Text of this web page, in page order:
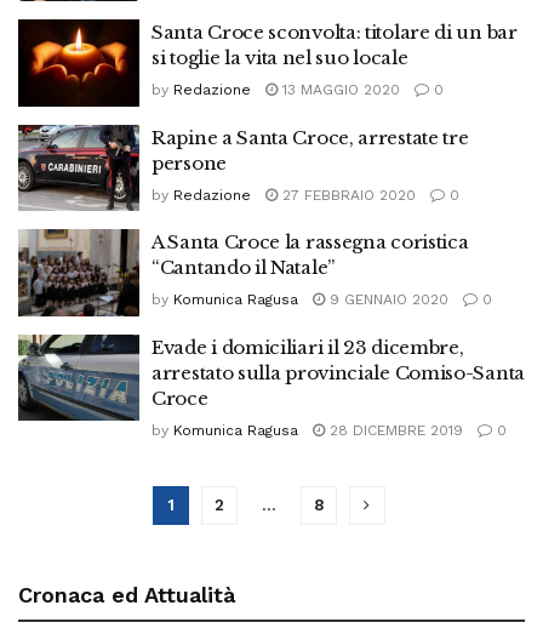
Santa Croce sconvolta: titolare di un bar
si toglie la vita nel suo locale
by Redazione 13 MAGGIO 2020 0
Rapine a Santa Croce, arrestate tre
persone
by Redazione 27 FEBBRAIO 2020 0
A Santa Croce la rassegna coristica
“Cantando il Natale”
by Komunica Ragusa 9 GENNAIO 2020 0
Evade i domiciliari il 23 dicembre,
arrestato sulla provinciale Comiso-Santa
Croce
by Komunica Ragusa 28 DICEMBRE 2019 0
1 2 … 8
Cronaca ed Attualità